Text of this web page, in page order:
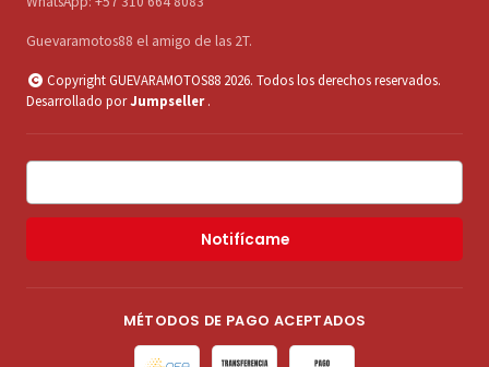
Guevaramotos88 el amigo de las 2T.
Copyright GUEVARAMOTOS88 2026. Todos los derechos reservados.
Desarrollado porJumpseller .
Notifícame
MÉTODOS DE PAGO ACEPTADOS